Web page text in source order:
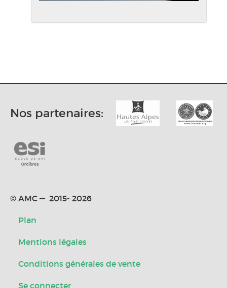
Nos partenaires:
© AMC — 2015- 2026
Plan
Mentions légales
Conditions générales de vente
Se connecter